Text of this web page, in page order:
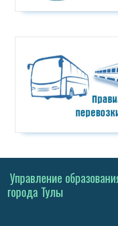
Управление
города Тулы